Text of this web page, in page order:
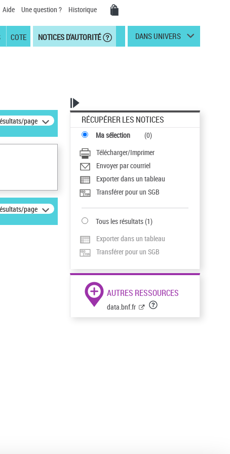
Aide Une question ? Historique
COTE NOTICES D'AUTORITÉ DANS UNIVERS
page
page
RÉCUPÉRER LES NOTICES
Ma sélection (0)
Télécharger/Imprimer
Envoyer par courriel
Exporter dans un tableau
Transférer pour un SGB
Tous les résultats(1)
Exporter dans un tableau
Transférer pour un SGB
AUTRES RESSOURCES
data.bnf.fr